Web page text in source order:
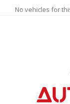
45mm
No vehicles for